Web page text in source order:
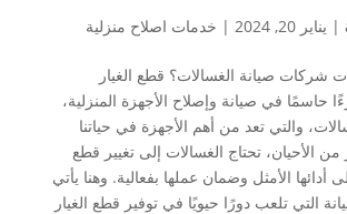
| يناير 20, 2024 | خدمات اصلاح منزلية
شركات صيانة الغسالات؟ قطع الغيار
حاسمًا في صيانة وإصلاح الأجهزة المنزلية،
والتي تعد من أهم الأجهزة في حياتنا
من الأحيان، تحتاج الغسالات إلى تغيير قطع
أدائها الأمثل وضمان عملها بفعالية. وهنا يأتي
التي تلعب دورًا حيويًا في توفير قطع الغيار